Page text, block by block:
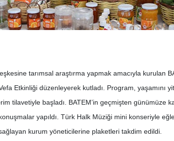
tarımsal araştırma yapmak amacıyla kurulan
Etkinliği düzenleyerek kutladı. Program, yaşamını
tilavetiyle başladı. BATEM’in geçmişten günümüze
yapıldı. Türk Halk Müziği mini konseriyle
kurum yöneticilerine plaketleri takdim edildi.